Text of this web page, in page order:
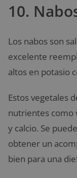
10.
Los nabos son
excelente
altos en potasio
Estos vegetales
nutrientes como
y calcio. Se
obtener un
bien para una